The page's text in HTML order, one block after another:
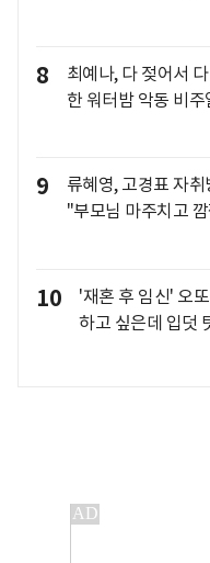
8
최예나, 다 젖어서
한 워터밤 악동 비주
9
류혜영, 고경표 자
"부모님 마주치고
10
'재혼 후 임신' 오
하고 싶은데 입덧